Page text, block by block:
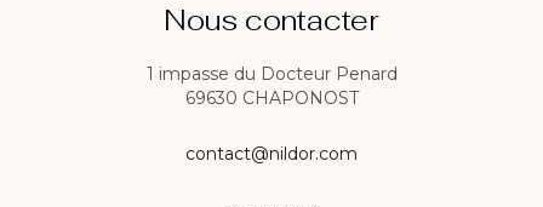
Nous contacter
1 impasse du Docteur Penard
69630 CHAPONOST
contact@nildor.com